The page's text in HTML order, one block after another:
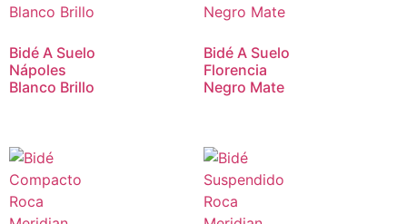
Bidé A Suelo
Nápoles
Blanco Brillo
Bidé A Suelo
Florencia
Negro Mate